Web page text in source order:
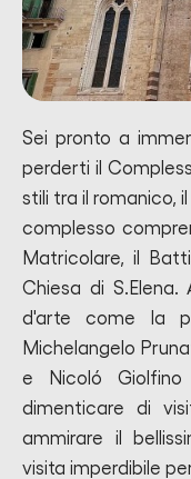
Sei pronto a
perderti il
stili tra il romanico,
complesso
Matricolare, il
Chiesa di S.Elena.
d'arte come la
Michelangelo
e Nicoló Giolfino
dimenticare di
ammirare il
visita imperdibile